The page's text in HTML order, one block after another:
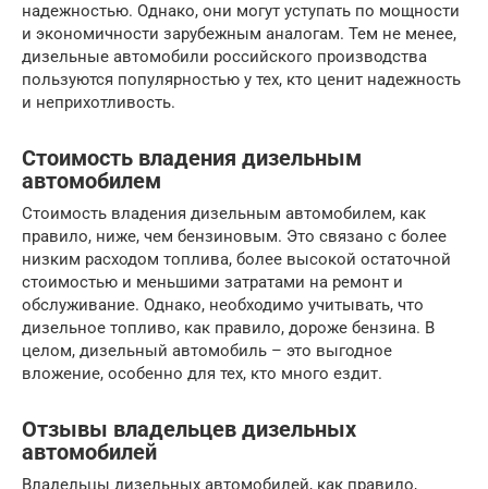
надежностью. Однако, они могут уступать по мощности
и экономичности зарубежным аналогам. Тем не менее,
дизельные автомобили российского производства
пользуются популярностью у тех, кто ценит надежность
и неприхотливость.
Стоимость владения дизельным
автомобилем
Стоимость владения дизельным автомобилем, как
правило, ниже, чем бензиновым. Это связано с более
низким расходом топлива, более высокой остаточной
стоимостью и меньшими затратами на ремонт и
обслуживание. Однако, необходимо учитывать, что
дизельное топливо, как правило, дороже бензина. В
целом, дизельный автомобиль – это выгодное
вложение, особенно для тех, кто много ездит.
Отзывы владельцев дизельных
автомобилей
Владельцы дизельных автомобилей, как правило,